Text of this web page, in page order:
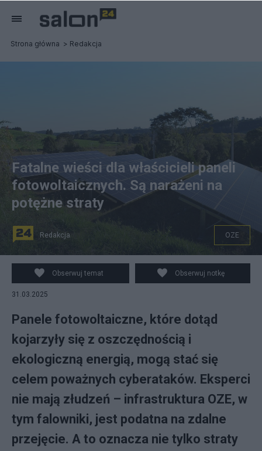
Strona główna Redakcja
Fatalne wieści dla właścicieli paneli
fotowoltaicznych. Są narażeni na
potężne straty
Redakcja OZE
Obserwuj temat Obserwuj notkę
31.03.2025
Panele fotowoltaiczne, które dotąd
kojarzyły się z oszczędnością i
ekologiczną energią, mogą stać się
celem poważnych cyberataków. Eksperci
nie mają złudzeń – infrastruktura OZE, w
tym falowniki, jest podatna na zdalne
przejęcie. A to oznacza nie tylko straty